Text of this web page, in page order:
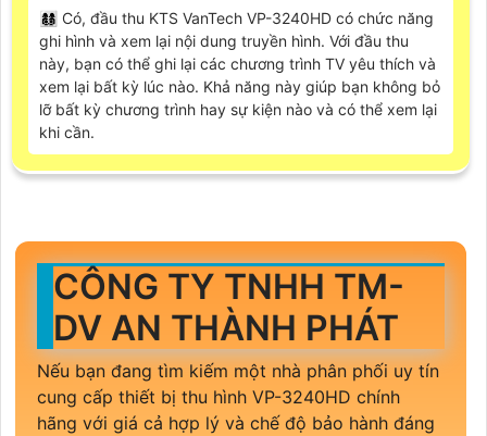
👩‍👩‍👦‍👦 Có, đầu thu KTS VanTech VP-3240HD có chức năng
ghi hình và xem lại nội dung truyền hình. Với đầu thu
này, bạn có thể ghi lại các chương trình TV yêu thích và
xem lại bất kỳ lúc nào. Khả năng này giúp bạn không bỏ
lỡ bất kỳ chương trình hay sự kiện nào và có thể xem lại
khi cần.
CÔNG TY TNHH TM-
DV AN THÀNH PHÁT
Nếu bạn đang tìm kiếm một nhà phân phối uy tín
cung cấp thiết bị thu hình VP-3240HD chính
hãng với giá cả hợp lý và chế độ bảo hành đáng